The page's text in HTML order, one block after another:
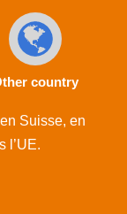
country
Suisse, en
l’UE.